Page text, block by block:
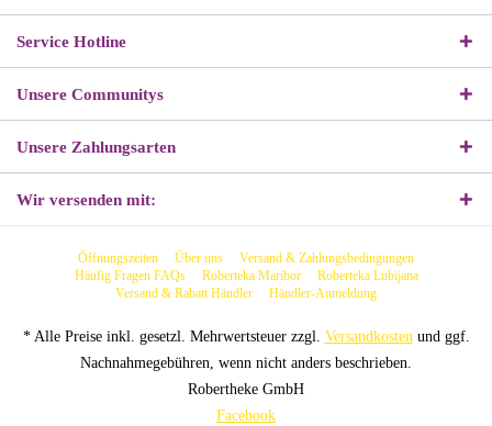
Service Hotline
Unsere Communitys
Unsere Zahlungsarten
Wir versenden mit:
Öffnungszeiten Über uns
Versand & Zahlungsbedingungen
Häufig Fragen FAQs
Roberteka Maribor
Roberteka Lubijana
Versand & Rabatt Händler
Händler-Anmeldung
* Alle Preise inkl. gesetzl. Mehrwertsteuer zzgl. Versandkostenund ggf.
Nachnahmegebühren, wenn nicht anders beschrieben.
Robertheke GmbH
Facebook